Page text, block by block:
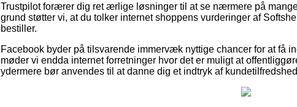
Trustpilot forærer dig ret ærlige løsninger til at se nærmere på
grund støtter vi, at du tolker internet shoppens vurderinger af
bestiller.
Facebook byder på tilsvarende immervæk nyttige chancer for at få
møder vi endda internet forretninger hvor det er muligt at
ydermere bør anvendes til at danne dig et indtryk af